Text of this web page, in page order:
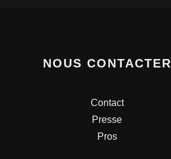
NOUS CONTACTER
Contact
Presse
Pros